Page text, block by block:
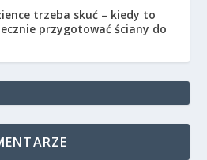
trzeba skuć – kiedy to
przygotować ściany do